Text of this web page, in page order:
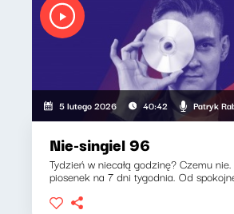
5 lutego 2026 40:42 Patryk
Nie-singiel 96
Tydzień w niecałą godzinę? Czemu
piosenek na 7 dni tygodnia. Od